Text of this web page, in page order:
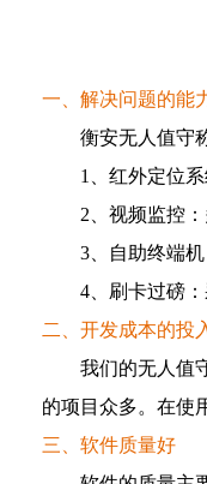
一、解决问题的能
衡安无人值守称
1、红外定位系统
2、视频监控：
3、自助终端机
4、刷卡过磅：采
二、开发成本的投
我们的无人值守
的项目众多。在使
三、软件质量好